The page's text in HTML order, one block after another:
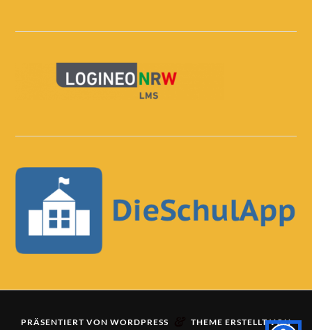
PRÄSENTIERT VON WORDPRESS THEME ERSTELLT VON